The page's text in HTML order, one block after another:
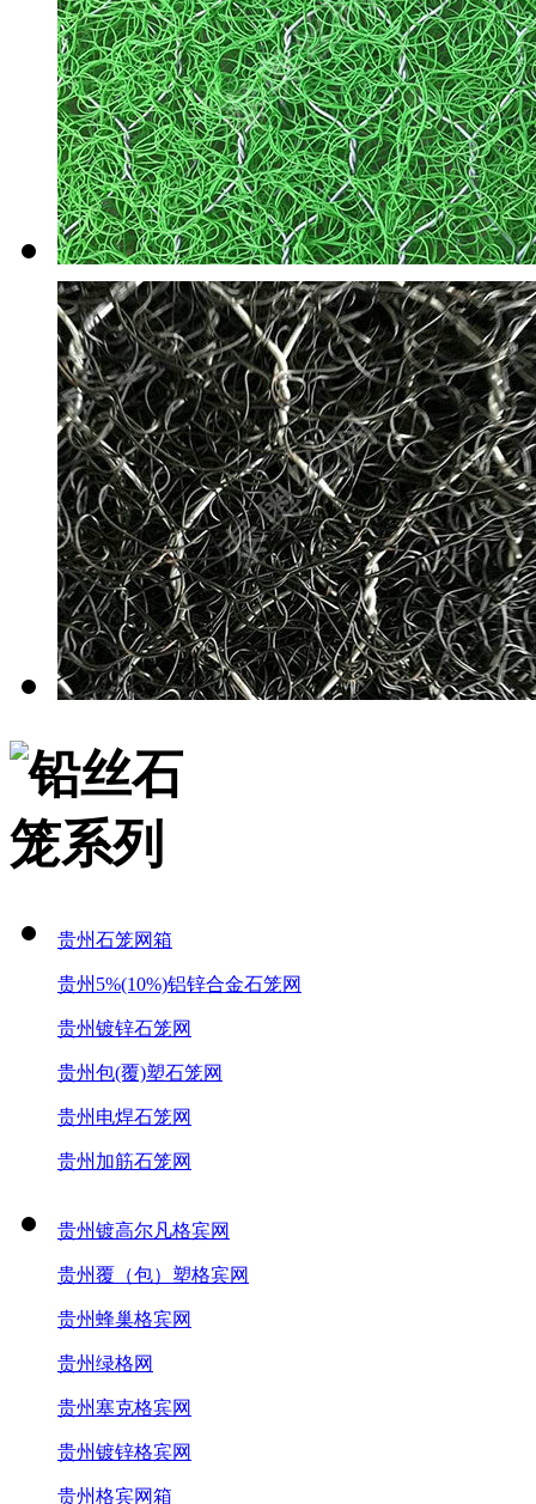
贵州石笼网箱
贵州5%(10%)铝锌合金石笼网
贵州镀锌石笼网
贵州包(覆)塑石笼网
贵州电焊石笼网
贵州加筋石笼网
贵州镀高尔凡格宾网
贵州覆（包）塑格宾网
贵州蜂巢格宾网
贵州绿格网
贵州塞克格宾网
贵州镀锌格宾网
贵州格宾网箱